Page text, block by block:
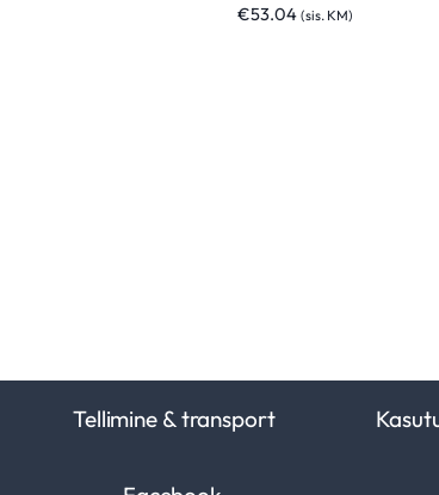
€53.04 (sis. KM)
Tellimine & transport